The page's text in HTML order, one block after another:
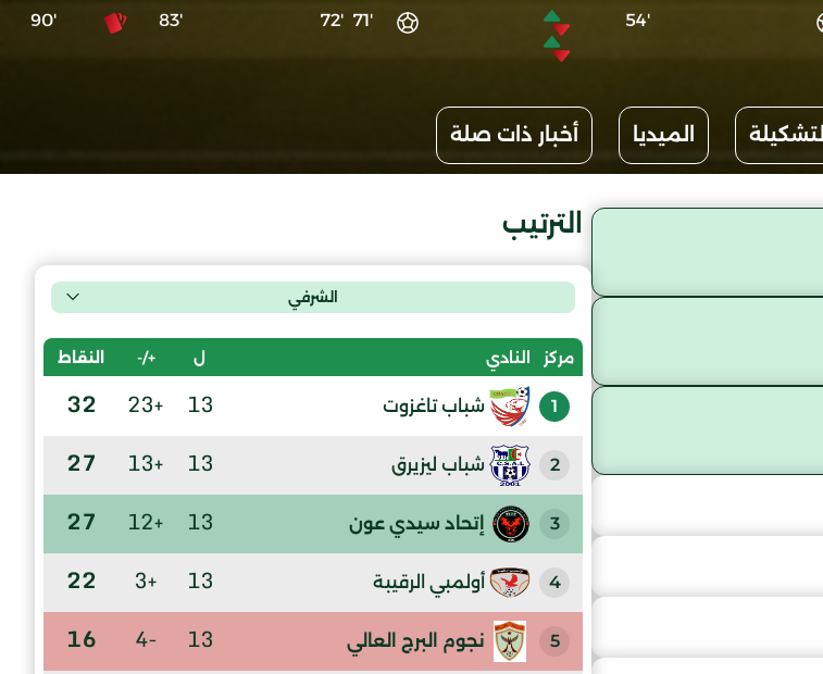
'54
'71
'72
'83
'90
التشكيلة الميديا أخبار ذات صلة
الترتيب
الشرفي
مركز النادي ل +/- النقاط
1 شباب تاغزوت 13
+23
32
2 شباب ليزيرق 13
+13
27
3 إتحاد سيدي عون 13
+12
27
4 أولمبي الرقيبة 13
+3
22
5 نجوم البرج العالي 13
-4
16